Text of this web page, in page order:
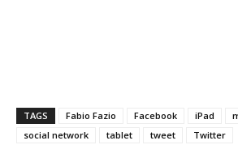
TAGS Fabio Fazio Facebook iPad
social network
tablet tweet Twitter